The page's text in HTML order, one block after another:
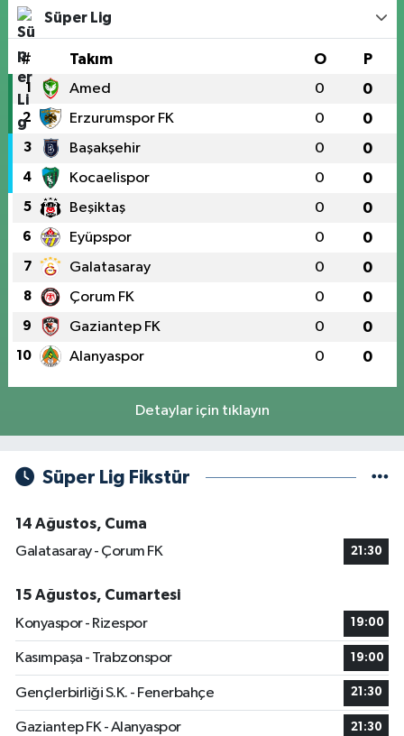
Süper Lig
# Takım O P
1 Amed 0 0
2 Erzurumspor FK 0 0
3 Başakşehir 0 0
4 Kocaelispor 0 0
5 Beşiktaş 0 0
6 Eyüpspor 0 0
7 Galatasaray 0 0
8 Çorum FK 0 0
9 Gaziantep FK 0 0
10 Alanyaspor 0 0
Detaylar için tıklayın
Süper Lig Fikstür
14 Ağustos, Cuma
Galatasaray - Çorum FK
21:30
15 Ağustos, Cumartesi
Konyaspor - Rizespor
19:00
Kasımpaşa - Trabzonspor 19:00
Gençlerbirliği S.K. - Fenerbahçe 21:30
Gaziantep FK - Alanyaspor 21:30